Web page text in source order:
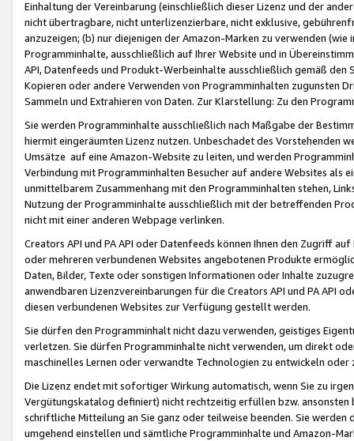
Einhaltung der Vereinbarung (einschließlich dieser Lizenz und der
nicht übertragbare, nicht unterlizenzierbare, nicht exklusive,
anzuzeigen; (b) nur diejenigen der Amazon-Marken zu verwenden
Programminhalte, ausschließlich auf Ihrer Website und in
API, Datenfeeds und Produkt-Werbeinhalte ausschließlich gemäß
Kopieren oder andere Verwenden von Programminhalten zugunsten
Sammeln und Extrahieren von Daten. Zur Klarstellung: Zu den
Sie werden Programminhalte ausschließlich nach Maßgabe der
hiermit eingeräumten Lizenz nutzen. Unbeschadet des Vorstehenden
Umsätze auf eine Amazon-Website zu leiten, und werden
Verbindung mit Programminhalten Besucher auf andere Websites als
unmittelbarem Zusammenhang mit den Programminhalten stehen,
Nutzung der Programminhalte ausschließlich mit der betreffenden
nicht mit einer anderen Webpage verlinken.
Creators API und PA API oder Datenfeeds können Ihnen den Zugriff
oder mehreren verbundenen Websites angebotenen Produkte
Daten, Bilder, Texte oder sonstigen Informationen oder Inhalte
anwendbaren Lizenzvereinbarungen für die Creators API und PA API
diesen verbundenen Websites zur Verfügung gestellt werden.
Sie dürfen den Programminhalt nicht dazu verwenden, geistiges
verletzen. Sie dürfen Programminhalte nicht verwenden, um direkt
maschinelles Lernen oder verwandte Technologien zu entwickeln
Die Lizenz endet mit sofortiger Wirkung automatisch, wenn Sie zu
Vergütungskatalog definiert) nicht rechtzeitig erfüllen bzw. ansonsten
schriftliche Mitteilung an Sie ganz oder teilweise beenden. Sie werden
umgehend einstellen und sämtliche Programminhalte und Amazon-